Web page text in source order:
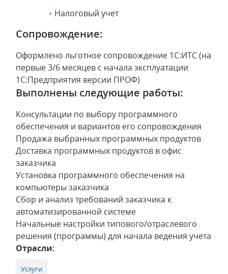
Налоговый учет
Сопровождение:
Оформлено льготное сопровождение 1С:ИТС (на
первые 3/6 месяцев с начала эксплуатации
1С:Предприятия версии ПРОФ)
Выполнены следующие работы:
Консультации по выбору программного
обеспечения и вариантов его сопровождения
Продажа выбранных программных продуктов
Доставка программных продуктов в офис
заказчика
Установка программного обеспечения на
компьютеры заказчика
Сбор и анализ требований заказчика к
автоматизированной системе
Начальные настройки типового/отраслевого
решения (программы) для начала ведения учета
Отрасли:
Услуги